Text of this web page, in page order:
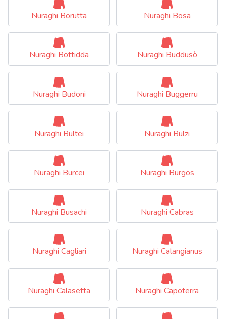
Nuraghi Borutta Nuraghi Bosa
Nuraghi Bottidda Nuraghi Buddusò
Nuraghi Budoni Nuraghi Buggerru
Nuraghi Bultei Nuraghi Bulzi
Nuraghi Burcei Nuraghi Burgos
Nuraghi Busachi Nuraghi Cabras
Nuraghi Cagliari Nuraghi Calangianus
Nuraghi Calasetta Nuraghi Capoterra